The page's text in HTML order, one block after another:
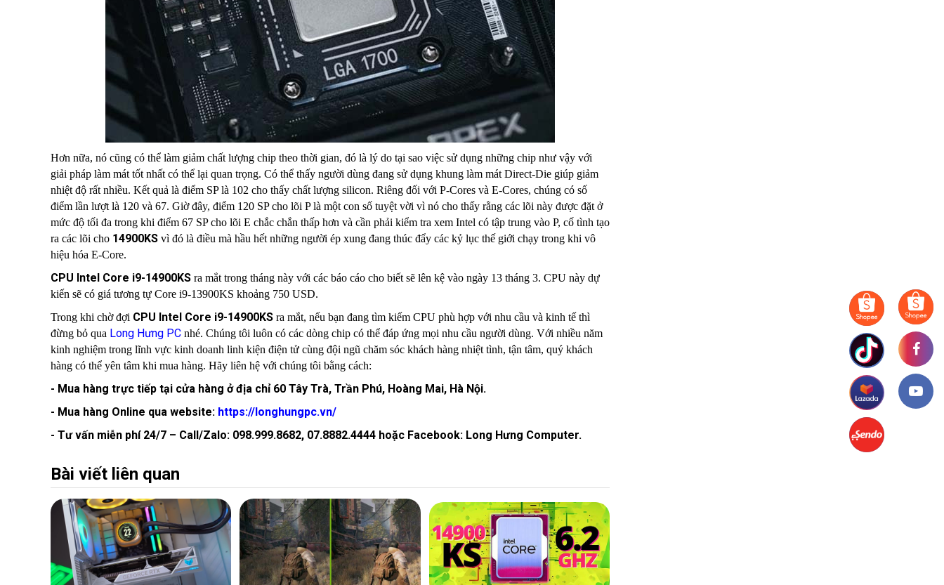
Hơn nữa, nó cũng có thể làm giảm chất lượng chip theo thời gian, đó là lý do tại sao việc sử dụng những chip như vậy với
giải pháp làm mát tốt nhất có thể lại quan trọng. Có thể thấy người dùng đang sử dụng khung làm mát Direct-Die giúp giảm
nhiệt độ rất nhiều. Kết quả là điểm SP là 102 cho thấy chất lượng silicon. Riêng đối với P-Cores và E-Cores, chúng có số
điểm lần lượt là 120 và 67. Giờ đây, điểm 120 SP cho lõi P là một con số tuyệt vời vì nó cho thấy rằng các lõi này được đặt ở
mức độ tối đa trong khi điểm 67 SP cho lõi E chắc chắn thấp hơn và cần phải kiểm tra xem Intel có tập trung vào P, cố tình tạo
ra các lõi cho 14900KS vì đó là điều mà hầu hết những người ép xung đang thúc đẩy các kỷ lục thế giới chạy trong khi vô
hiệu hóa E-Core.
CPU Intel Core i9-14900KS ra mắt trong tháng này với các báo cáo cho biết sẽ lên kệ vào ngày 13 tháng 3. CPU này dự
kiến sẽ có giá tương tự Core i9-13900KS khoảng 750 USD.
Trong khi chờ đợi CPU Intel Core i9-14900KS ra mắt, nếu bạn đang tìm kiếm CPU phù hợp với nhu cầu và kinh tế thì
đừng bỏ qua Long Hưng PC nhé. Chúng tôi luôn có các dòng chip có thể đáp ứng mọi nhu cầu người dùng. Với nhiều năm
kinh nghiệm trong lĩnh vực kinh doanh linh kiện điện tử cùng đội ngũ chăm sóc khách hàng nhiệt tình, tận tâm, quý khách
hàng có thể yên tâm khi mua hàng. Hãy liên hệ với chúng tôi bằng cách:
- Mua hàng trực tiếp tại cửa hàng ở địa chỉ 60 Tây Trà, Trần Phú, Hoàng Mai, Hà Nội.
- Mua hàng Online qua website: https://longhungpc.vn/
- Tư vấn miễn phí 24/7 – Call/Zalo: 098.999.8682, 07.8882.4444 hoặc Facebook: Long Hưng Computer.
Bài viết liên quan